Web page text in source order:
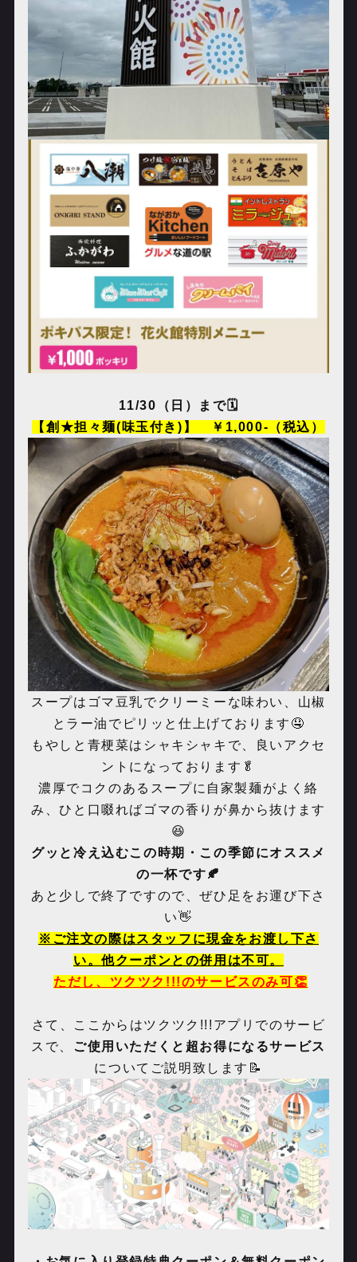
11/30 （日）まで🗓️
【創★担々麺(味玉付き)】 ￥ 1,000- （税込）
スープはゴマ豆乳でクリーミーな味わい、山椒
とラー油でピリッと仕上げております🤤
もやしと青梗菜はシャキシャキで、良いアクセ
ントになっております🥬
濃厚でコクのあるスープに自家製麺がよく絡
み、ひと口啜ればゴマの香りが鼻から抜けます
😆
グッと冷え込むこの時期・この季節にオススメ
の一杯です🍂
あと少しで終了ですので、ぜひ足をお運び下さ
い👋
※ご注文の際はスタッフに現金をお渡し下さ
い。他クーポンとの併用は不可。
ただし、ツクツク!!!のサービスのみ可👏
さて、ここからはツクツク !!! アプリでのサービ
スで、 ご使用いただくと超お得になるサービス
についてご説明致します📝